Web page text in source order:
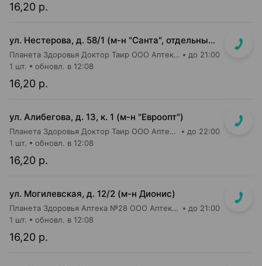
16,20 р.
ул. Нестерова, д. 58/1 (м-н "Санта", отдельный вход)
Планета Здоровья Доктор Таир ООО Аптека №18 до 21:00
16,20 р.
1 шт. обновл. в 12:08
ул. Алибегова, д. 13, к. 1 (м-н "Евроопт")
Планета Здоровья Доктор Таир ООО Аптека №1 до 22:00
16,20 р.
1 шт. обновл. в 12:08
ул. Могилевская, д. 12/2 (м-н Дионис)
Планета Здоровья Аптека №28 ООО Аптека №6 до 21:00
16,20 р.
1 шт. обновл. в 12:08